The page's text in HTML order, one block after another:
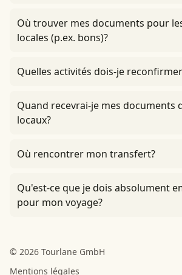
Où trouver mes documents pour
locales (p.ex. bons)?
Quelles activités dois-je
Quand recevrai-je mes documents
locaux?
Où rencontrer mon transfert?
Qu'est-ce que je dois absolument
pour mon voyage?
© 2026 Tourlane GmbH
Mentions légales